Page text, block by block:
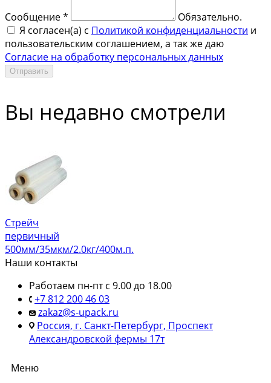
Сообщение *
Обязательно.
Я согласен(a) с Политикой конфиденциальности и
пользовательским соглашением, а так же даю
Согласие на обработку персональных данных
Отправить
Вы недавно смотрели
Стрейч
первичный
500мм/35мкм/2.0кг/400м.п.
Наши контакты
Работаем пн-пт с 9.00 до 18.00
+7 812 200 46 03
zakaz@s-upack.ru
Россия, г. Санкт-Петербург, Проспект
Александровской фермы 17т
Меню